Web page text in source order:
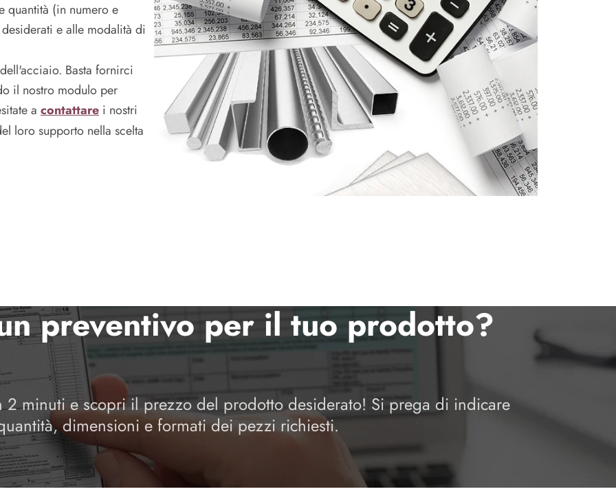
quantità (in numero e
e alle modalità di
Basta fornirci
il nostro modulo per
a contattare i nostri
loro supporto nella scelta
preventivo per il tuo prodotto?
minuti e scopri il prezzo del prodotto desiderato! Si prega di indicare
dimensioni e formati dei pezzi richiesti.